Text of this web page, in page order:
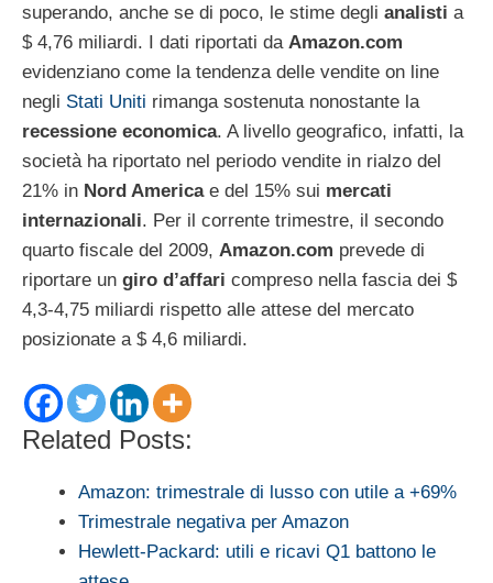
superando, anche se di poco, le stime degli analisti a
$ 4,76 miliardi. I dati riportati da Amazon.com
evidenziano come la tendenza delle vendite on line
negli Stati Uniti rimanga sostenuta nonostante la
recessione economica. A livello geografico, infatti, la
società ha riportato nel periodo vendite in rialzo del
21% in Nord Americae del 15% sui mercati
internazionali. Per il corrente trimestre, il secondo
quarto fiscale del 2009, Amazon.com prevede di
riportare un giro d’affari compreso nella fascia dei $
4,3-4,75 miliardi rispetto alle attese del mercato
posizionate a $ 4,6 miliardi.
Related Posts:
Amazon: trimestrale di lusso con utile a +69%
Trimestrale negativa per Amazon
Hewlett-Packard: utili e ricavi Q1 battono le